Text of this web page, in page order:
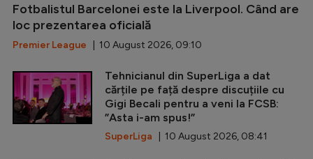
Fotbalistul Barcelonei este la Liverpool. Când are
loc prezentarea oficială
Premier League | 10 August 2026, 09:10
Tehnicianul din SuperLiga a dat
cărțile pe față despre discuțiile cu
Gigi Becali pentru a veni la FCSB:
”Asta i-am spus!”
SuperLiga | 10 August 2026, 08:41